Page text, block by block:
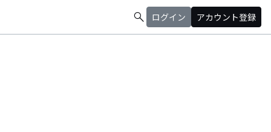
search ログイン アカウント登録